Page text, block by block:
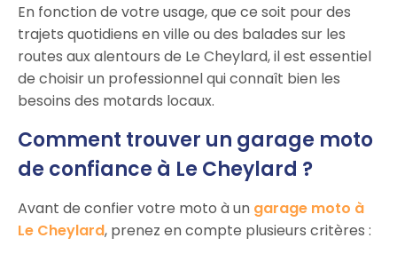
En fonction de votre usage, que ce soit pour des
trajets quotidiens en ville ou des balades sur les
routes aux alentours de Le Cheylard, il est essentiel
de choisir un professionnel qui connaît bien les
besoins des motards locaux.
Comment trouver un garage moto
de confiance à Le Cheylard ?
Avant de confier votre moto à un garage moto à
Le Cheylard, prenez en compte plusieurs critères :